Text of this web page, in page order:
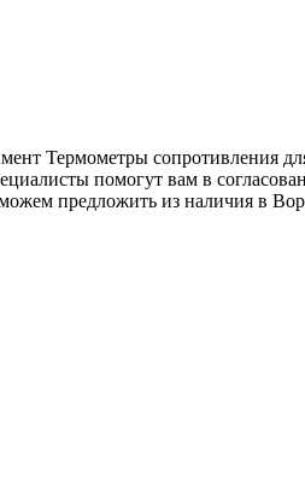
Термометры сопротивления
помогут вам в
предложить из наличия в